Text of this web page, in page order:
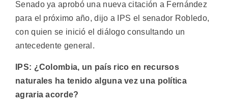
Senado ya aprobó una nueva citación a Fernández
para el próximo año, dijo a IPS el senador Robledo,
con quien se inició el diálogo consultando un
antecedente general.
IPS: ¿Colombia, un país rico en recursos
naturales ha tenido alguna vez una política
agraria acorde?